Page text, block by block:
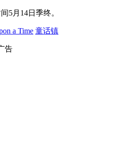
5月14日季终。
a Time 童话镇
告